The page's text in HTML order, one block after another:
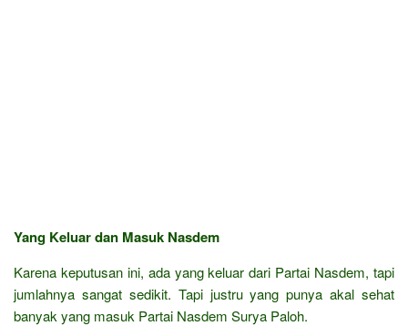
Yang Keluar dan Masuk Nasdem
Karena keputusan ini, ada yang keluar dari Partai Nasdem, tapi
jumlahnya sangat sedikit. Tapi justru yang punya akal sehat
banyak yang masuk Partai Nasdem Surya Paloh.